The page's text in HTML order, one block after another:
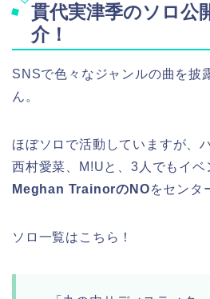
貫代実津季のソロ公
介！
SNSで色々なジャンルの曲を披
ん。
ほぼソロで活動していますが、
西村愛菜、M!Uと、3人でもイベ
Meghan TrainorのNOをセンタ
ソロ一覧はこちら！